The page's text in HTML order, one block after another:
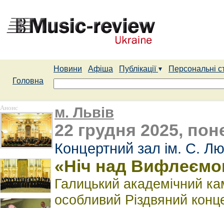
Новини Афіша Публікації
Персональні
Головна
Анонс м. Львів
22 грудня 2025,
Концертний зал ім. С.
«Ніч над
Галицький академічний
особливий Різдвяний